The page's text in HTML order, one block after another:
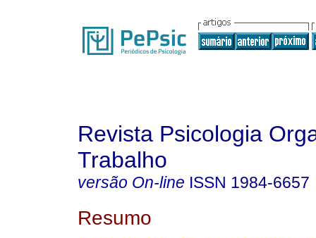
Revista Psicologia
Trabalho
versão On-line ISSN 1984-6657
Resumo